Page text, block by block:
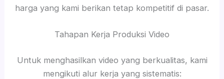
harga yang kami berikan tetap kompetitif di pasar.
Tahapan Kerja Produksi Video
Untuk menghasilkan video yang berkualitas, kami
mengikuti alur kerja yang sistematis: